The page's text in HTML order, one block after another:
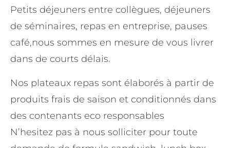
Petits déjeuners entre collègues, déjeuners
de séminaires, repas en entreprise, pauses
café,nous sommes en mesure de vous livrer
dans de courts délais.
Nos plateaux repas sont élaborés à partir de
produits frais de saison et conditionnés dans
des contenants eco responsables
N’hesitez pas à nous solliciter pour toute